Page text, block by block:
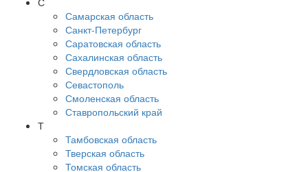
Самарская область
Санкт-Петербург
Саратовская область
Сахалинская область
Свердловская область
Севастополь
Смоленская область
Ставропольский край
Т
Тамбовская область
Тверская область
Томская область